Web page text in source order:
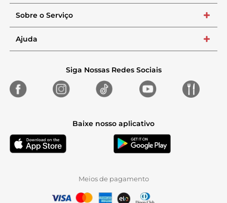
Sobre o Serviço +
Ajuda +
Siga Nossas Redes Sociais
Baixe nosso aplicativo
Meios de pagamento